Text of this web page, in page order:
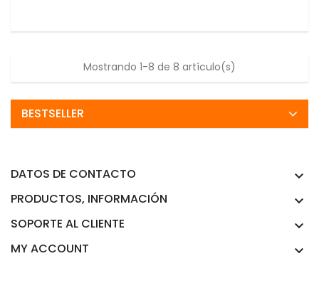
Mostrando 1-8 de 8 artículo(s)
BESTSELLER
DATOS DE CONTACTO 
PRODUCTOS, INFORMACIÓN 
SOPORTE AL CLIENTE 
MY ACCOUNT 